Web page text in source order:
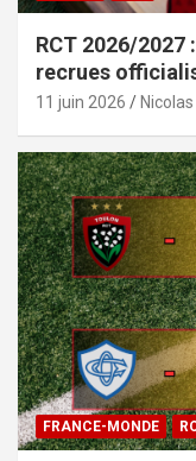
RCT 2026/
recrues
11 juin 2026
FRANCE-MONDE